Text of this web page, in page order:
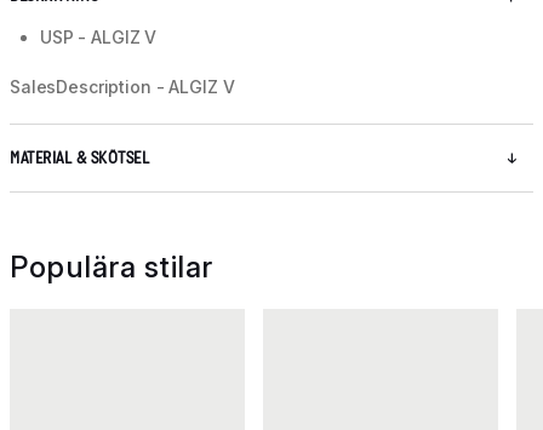
USP - ALGIZ V
SalesDescription - ALGIZ V
MATERIAL & SKÖTSEL
Populära stilar